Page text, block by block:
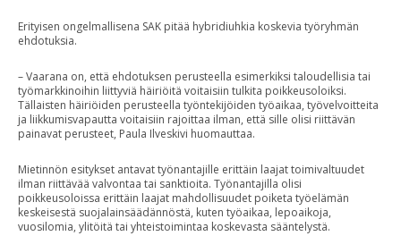
Erityisen ongelmallisena SAK pitää hybridiuhkia koskevia työryhmän
ehdotuksia.
– Vaarana on, että ehdotuksen perusteella esimerkiksi taloudellisia tai
työmarkkinoihin liittyviä häiriöitä voitaisiin tulkita poikkeusoloiksi.
Tällaisten häiriöiden perusteella työntekijöiden työaikaa, työvelvoitteita
ja liikkumisvapautta voitaisiin rajoittaa ilman, että sille olisi riittävän
painavat perusteet, Paula Ilveskivi huomauttaa.
Mietinnön esitykset antavat työnantajille erittäin laajat toimivaltuudet
ilman riittävää valvontaa tai sanktioita. Työnantajilla olisi
poikkeusoloissa erittäin laajat mahdollisuudet poiketa työelämän
keskeisestä suojalainsäädännöstä, kuten työaikaa, lepoaikoja,
vuosilomia, ylitöitä tai yhteistoimintaa koskevasta sääntelystä.